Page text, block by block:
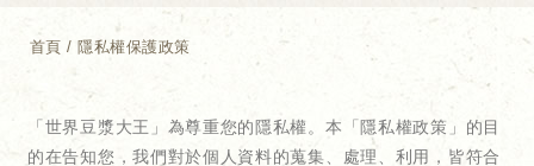
首頁 隱私權保護政策